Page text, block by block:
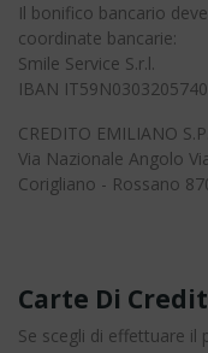
Il bonifico bancario
coordinate bancarie:
Smile Service S.r.l.
IBAN
CREDITO EMILIANO
Via Nazionale Angolo
Corigliano - Rossano
Carte Di
Se scegli di effettuare il